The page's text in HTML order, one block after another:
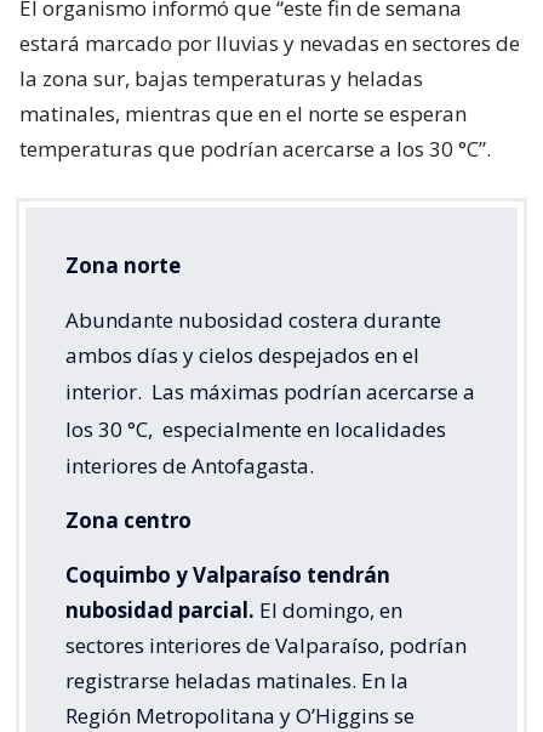
El organismo informó que “este fin de semana
estará marcado por lluvias y nevadas en sectores de
la zona sur, bajas temperaturas y heladas
matinales, mientras que en el norte se esperan
temperaturas que podrían acercarse a los 30 °C”.
Zona norte
Abundante nubosidad costera durante
ambos días y cielos despejados en el
interior. Las máximas podrían acercarse a
los 30 °C, especialmente en localidades
interiores de Antofagasta.
Zona centro
Coquimbo y Valparaíso tendrán
nubosidad parcial. El domingo, en
sectores interiores de Valparaíso, podrían
registrarse heladas matinales. En la
Región Metropolitana y O’Higgins se